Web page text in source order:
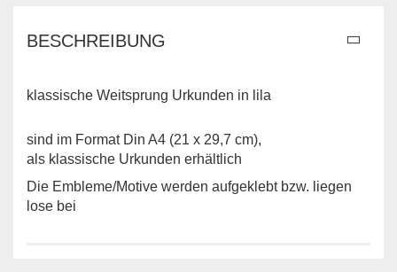
BESCHREIBUNG
klassische Weitsprung Urkunden in lila
sind im Format Din A4 (21 x 29,7 cm),
als klassische Urkunden erhältlich
Die Embleme/Motive werden aufgeklebt bzw. liegen
lose bei